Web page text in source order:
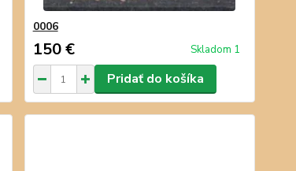
0006
150 € Skladom 1
Pridať do košíka